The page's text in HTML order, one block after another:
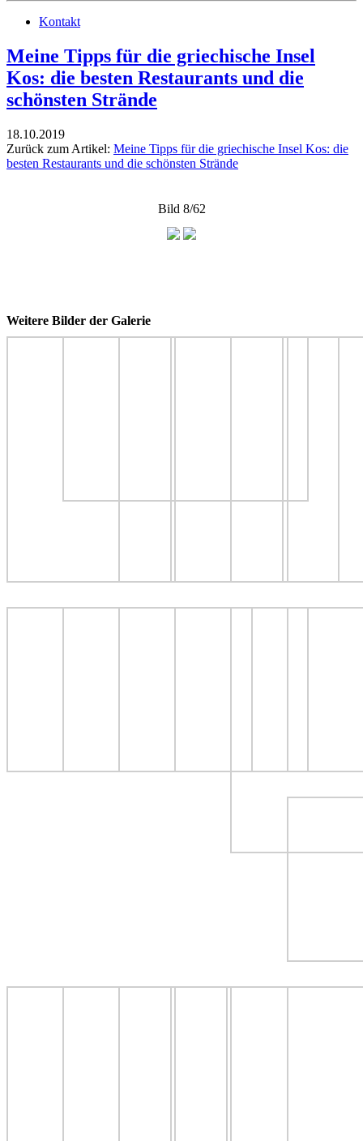
Kontakt
Meine Tipps für die griechische Insel
Kos: die besten Restaurants und die
schönsten Strände
18.10.2019
Zurück zum Artikel: Meine Tipps für die griechische Insel Kos: die
besten Restaurants und die schönsten Strände
Bild 8/62
Weitere Bilder der Galerie